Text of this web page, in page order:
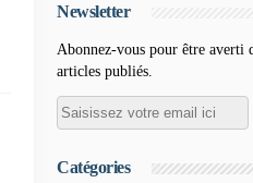
Newsletter
Abonnez-vous pour être averti
articles publiés.
Catégories